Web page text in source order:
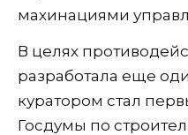
махинациями
В целях
разработала еще
куратором стал
Госдумы по